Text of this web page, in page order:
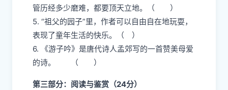
管历经多少磨难，都要顶天立地。（ ）
5. “祖父的园子”里，作者可以自由自在地玩耍，
表现了童年生活的快乐。（ ）
6. 《游子吟》是唐代诗人孟郊写的一首赞美母爱
的诗。 （ ）
第三部分：阅读与鉴赏（24分）